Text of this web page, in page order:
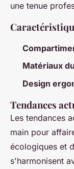
une tenue
Matériaux
Design
Tendances
Les tendances
main pour
écologiques et
s'harmonisent